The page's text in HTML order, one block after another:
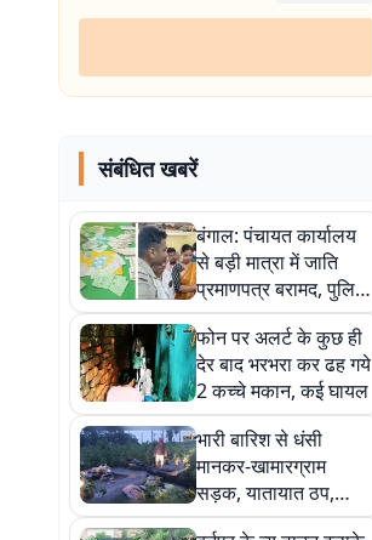
संबंधित खबरें
बंगाल: पंचायत कार्यालय
से बड़ी मात्रा में जाति
प्रमाणपत्र बरामद, पुलिस
ने कमरे को किया सील
फोन पर अलर्ट के कुछ ही
देर बाद भरभरा कर ढह गये
2 कच्चे मकान, कई घायल
भारी बारिश से धंसी
मानकर-खामारग्राम
सड़क, यातायात ठप,
मुश्किल में ग्रामीण